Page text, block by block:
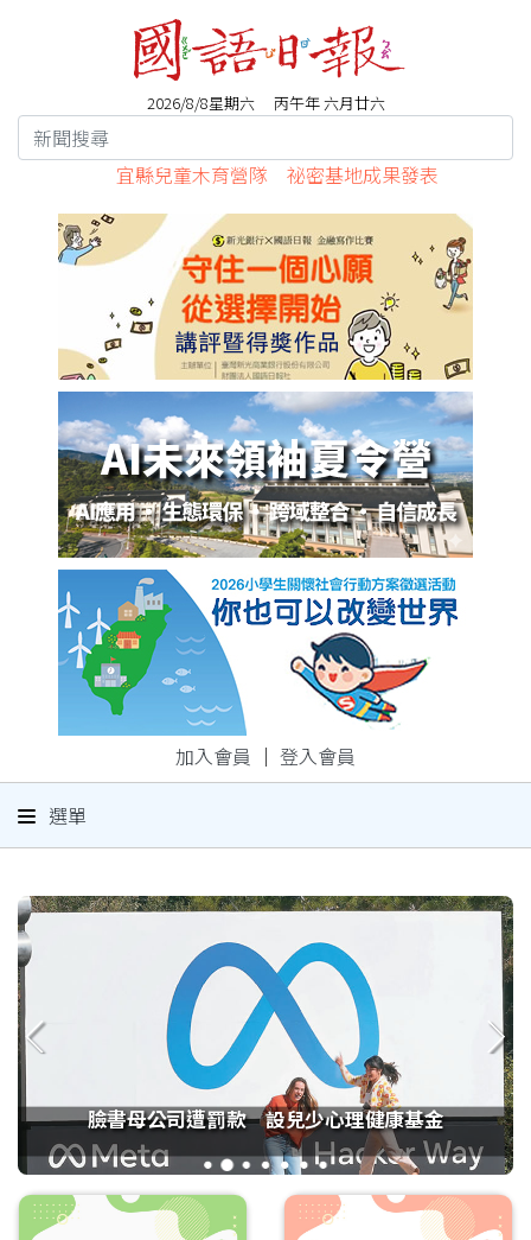
2026/8/8星期六 丙午年 六月廿六
宜縣兒童木育營隊 祕密基地成果發表
加入會員 ｜ 登入會員
選單
臉書母公司遭罰款 設兒少心理健康基金
1 3 4 5 6 7